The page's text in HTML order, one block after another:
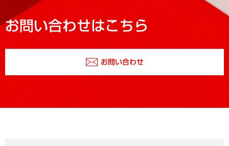
お問い合わせはこちら
お問い合わせ